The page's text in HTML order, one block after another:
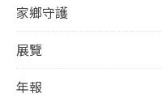
家鄉守護
展覽
年報